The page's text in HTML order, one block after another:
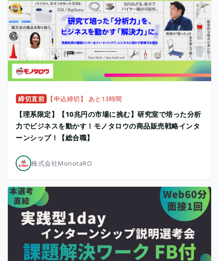
締切直前 【申込締切】 あと13時間
【理系限定】【10兆円の市場に挑む】研究室で培った分析
力でビジネスを動かす！モノタロウの商品販売戦略インタ
ーンシップ！【総合職】
株式会社MonotaRO